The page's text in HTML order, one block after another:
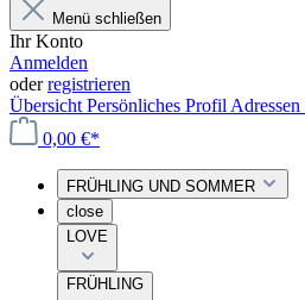
Menü schließen
Ihr Konto
Anmelden
oderregistrieren
Übersicht Persönliches Profil Adressen
0,00 €*
FRÜHLING UND SOMMER
close
LOVE
FRÜHLING